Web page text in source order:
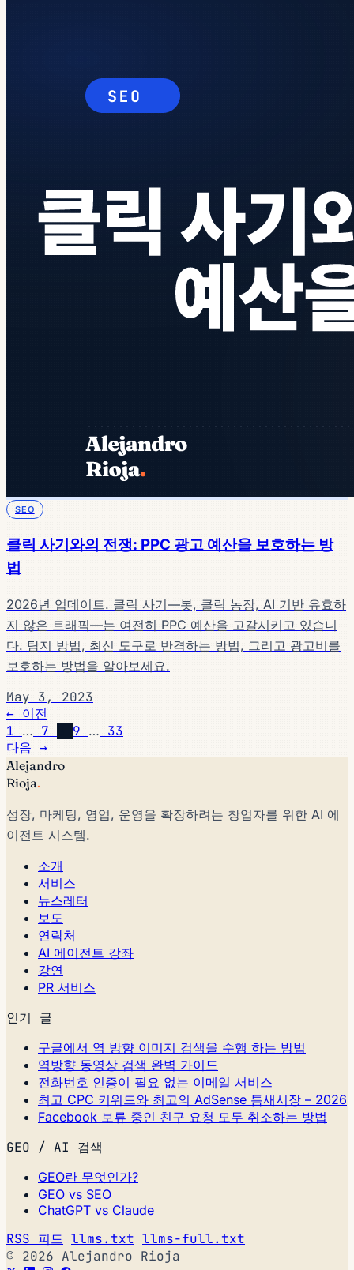
SEO
클릭 사기와의 전쟁: PPC 광고 예산을 보호하는 방
법
2026년 업데이트. 클릭 사기—봇, 클릭 농장, AI 기반 유효하
지 않은 트래픽—는 여전히 PPC 예산을 고갈시키고 있습니
다. 탐지 방법, 최신 도구로 반격하는 방법, 그리고 광고비를
보호하는 방법을 알아보세요.
May 3, 2023
← 이전
1 … 7 9 … 33
다음 →
Alejandro
Rioja.
성장, 마케팅, 영업, 운영을 확장하려는 창업자를 위한 AI 에
이전트 시스템.
소개
서비스
뉴스레터
보도
연락처
AI 에이전트 강좌
강연
PR 서비스
인기 글
구글에서 역 방향 이미지 검색을 수행 하는 방법
역방향 동영상 검색 완벽 가이드
전화번호 인증이 필요 없는 이메일 서비스
최고 CPC 키워드와 최고의 AdSense 틈새시장 – 2026
Facebook 보류 중인 친구 요청 모두 취소하는 방법
GEO / AI 검색
GEO란 무엇인가?
GEO vs SEO
ChatGPT vs Claude
RSS 피드 llms.txt llms-full.txt
© 2026 Alejandro Rioja